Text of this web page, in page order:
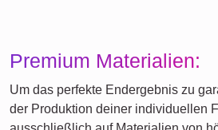
Premium Materialien:
Um das perfekte Endergebnis zu
der Produktion deiner individuellen